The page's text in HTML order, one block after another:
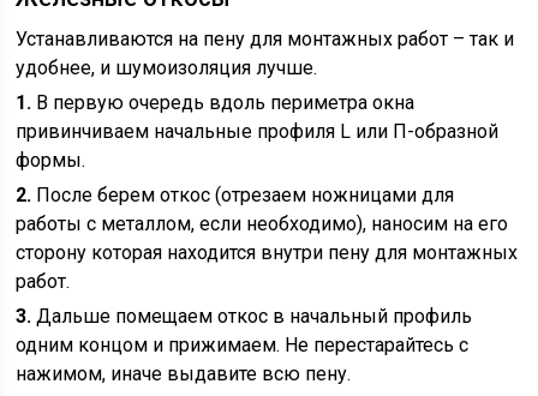
Устанавливаются на пену для монтажных работ – так и
удобнее, и шумоизоляция лучше.
1. В первую очередь вдоль периметра окна
привинчиваем начальные профиля L или П-образной
формы.
2. После берем откос (отрезаем ножницами для
работы с металлом, если необходимо), наносим на его
сторону которая находится внутри пену для монтажных
работ.
3. Дальше помещаем откос в начальный профиль
одним концом и прижимаем. Не перестарайтесь с
нажимом, иначе выдавите всю пену.